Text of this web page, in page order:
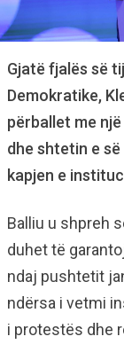
Gjatë fjalës së
Demokratike,
përballet me
dhe shtetin e
kapjen e
Balliu u shpreh
duhet të
ndaj pushtetit
ndërsa i vetmi
i protestës dhe